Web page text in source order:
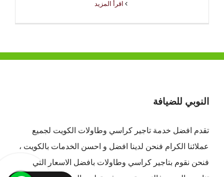
النوبي للضيافة
تقدم افضل خدمة تاجير كراسي وطاولات الكويت لجميع
عملائنا الكرام فنحن لدينا افضل و احسن الخدمات بالكويت ،
فنحن نقوم بتاجير كراسي وطاولات بافضل الاسعار التي